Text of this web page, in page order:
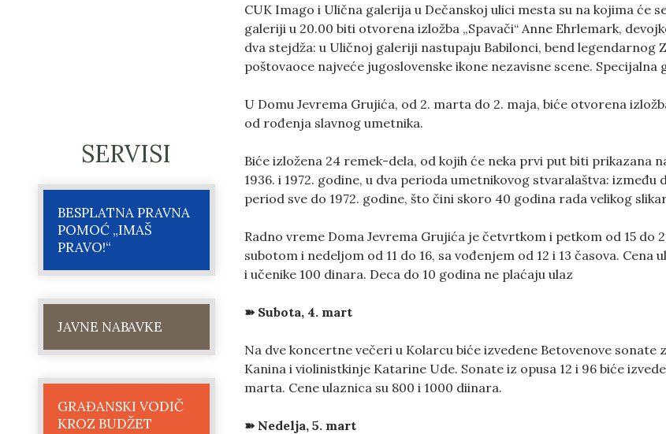
SERVISI
BESPLATNA PRAVNA
POMOĆ „IMAŠ
PRAVO!“
JAVNE NABAVKE
GRAĐANSKI VODIČ
KROZ BUDŽET
CUK Imago i Ulična galerija u Dečanskoj ulici mesta su na kojima će
galeriji u 20.00 biti otvorena izložba „Spavači“ Anne Ehrlemark,
dva stejdža: u Uličnoj galeriji nastupaju Babilonci, bend legendarnog
poštovaoce najveće jugoslovenske ikone nezavisne scene. Specijalna
U Domu Jevrema Grujića, od 2. marta do 2. maja, biće otvorena
od rođenja slavnog umetnika.
Biće izložena 24 remek-dela, od kojih će neka prvi put biti prikazana
1936. i 1972. godine, u dva perioda umetnikovog stvaralaštva:
period sve do 1972. godine, što čini skoro 40 godina rada velikog
Radno vreme Doma Jevrema Grujića je četvrtkom i petkom od 15 do
subotom i nedeljom od 11 do 16, sa vođenjem od 12 i 13 časova.
i učenike 100 dinara. Deca do 10 godina ne plaćaju ulaz
➽ Subota, 4. mart
Na dve koncertne večeri u Kolarcu biće izvedene Betovenove
Kanina i violinistkinje Katarine Ude. Sonate iz opusa 12 i 96 biće
marta. Cene ulaznica su 800 i 1000 diinara.
➽ Nedelja, 5. mart